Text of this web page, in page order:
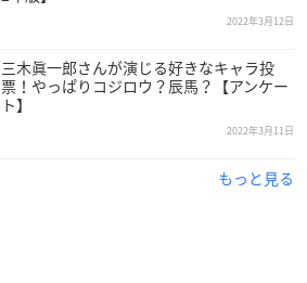
2022年3月12日
三木眞一郎さんが演じる好きなキャラ投
票！やっぱりコジロウ？辰馬？【アンケー
ト】
2022年3月11日
もっと見る